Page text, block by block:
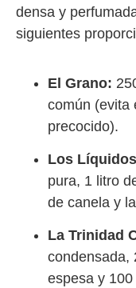
densa y
siguientes
El Grano:
común (evita
precocido).
Los
pura, 1 litro
de canela y
La Trinidad
condensada,
espesa y